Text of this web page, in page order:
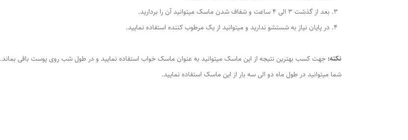
بعد از گذشت 3 الی 4 ساعت و شفاف شدن ماسک میتوانید آن را بردارید.
در پایان نیاز به شستشو ندارید و میتوانید از یک مرطوب کننده استفاده نمایید.
نکته:جهت کسب بهترین نتیجه از این ماسک میتوانید به عنوان ماسک خواب استفاده نمایید و در طول شب روی پوست باقی بماند.
شما میتوانید در طول ماه دو الی سه بار از این ماسک استفاده نمایید.